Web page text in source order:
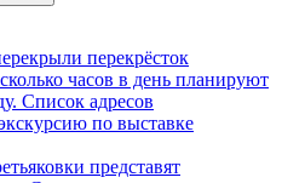
перекрёсток
часов в день планируют
Список адресов
по выставке
представят